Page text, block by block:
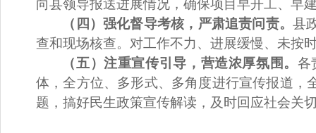
向县领导报送进展情况，确保项目早开工、早
（四）强化督导考核，严肃追责问责。县
查和现场核查。对工作不力、进展缓慢、未按
（五）注重宣传引导，营造浓厚氛围 。 各
体，全方位、多形式、多角度进行宣传报道，
题，搞好民生政策宣传解读，及时回应社会关